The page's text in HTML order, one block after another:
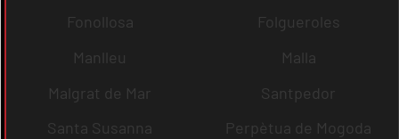
Fonollosa
Folgueroles
Manlleu
Malla
Malgrat de Mar
Santpedor
Santa Susanna
Perpètua de Mogoda